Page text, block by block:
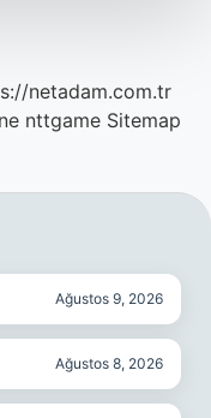
netadam.com.tr
nttgame Sitemap
Ağustos 9, 2026
Ağustos 8, 2026